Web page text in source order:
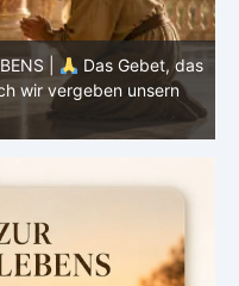
|
Das Gebet, das
wir vergeben unsern